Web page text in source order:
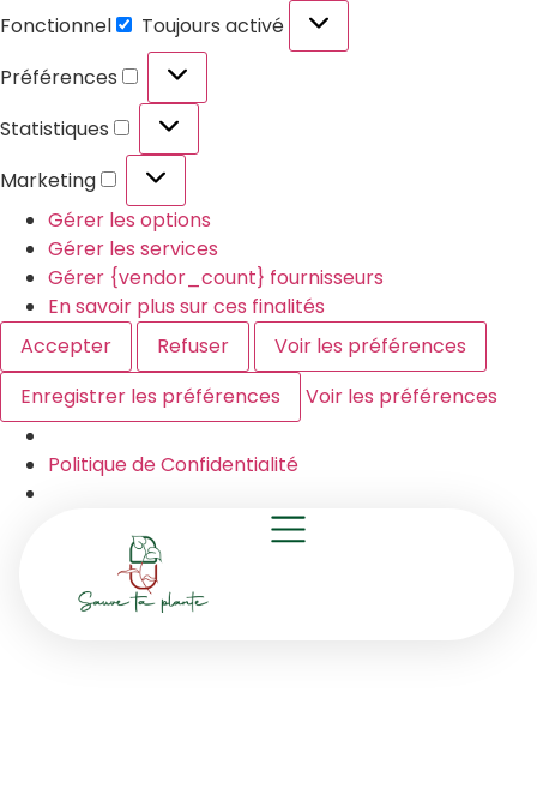
Fonctionnel
Toujours activé
Préférences
Statistiques
Marketing
Gérer les options
Gérer les services
Gérer {vendor_count} fournisseurs
En savoir plus sur ces finalités
Accepter
Refuser
Voir les préférences
Enregistrer les préférences
Voir les préférences
Politique de Confidentialité